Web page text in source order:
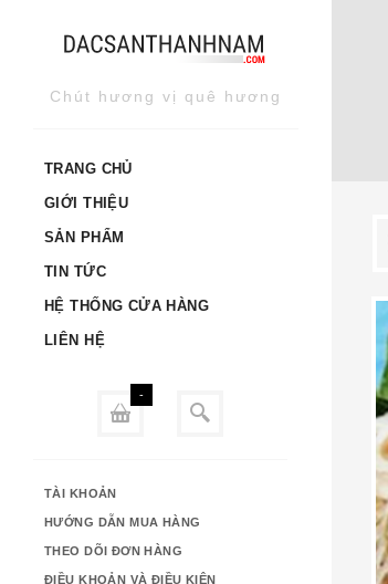
Chút hương vị quê hương
TRANG CHỦ
GIỚI THIỆU
SẢN PHẨM
TIN TỨC
HỆ THỐNG CỬA HÀNG
LIÊN HỆ
-
TÀI KHOẢN
HƯỚNG DẪN MUA HÀNG
THEO DÕI ĐƠN HÀNG
ĐIỀU KHOẢN VÀ ĐIỀU KIỆN